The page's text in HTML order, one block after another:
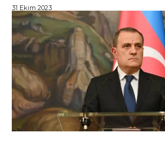
31 Ekim 2023